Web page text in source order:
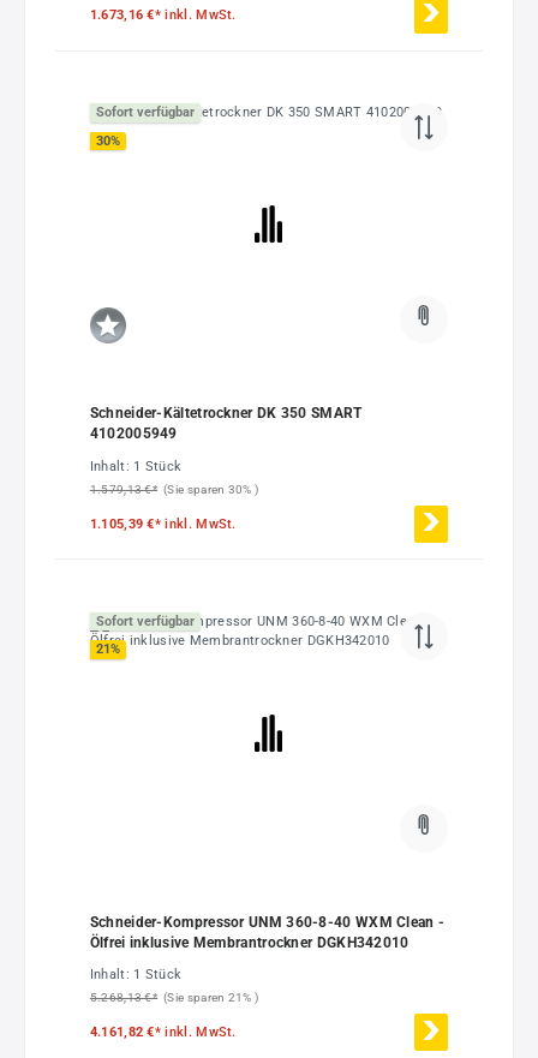
1.673,16 €*inkl. MwSt.
Sofort verfügbar
30%
Schneider-Kältetrockner DK 350 SMART
4102005949
Inhalt: 1 Stück
1.579,13 €* (Sie sparen 30% )
1.105,39 €*inkl. MwSt.
Sofort verfügbar
21%
Schneider-Kompressor UNM 360-8-40 WXM Clean -
Ölfrei inklusive Membrantrockner DGKH342010
Inhalt: 1 Stück
5.268,13 €* (Sie sparen 21% )
4.161,82 €*inkl. MwSt.